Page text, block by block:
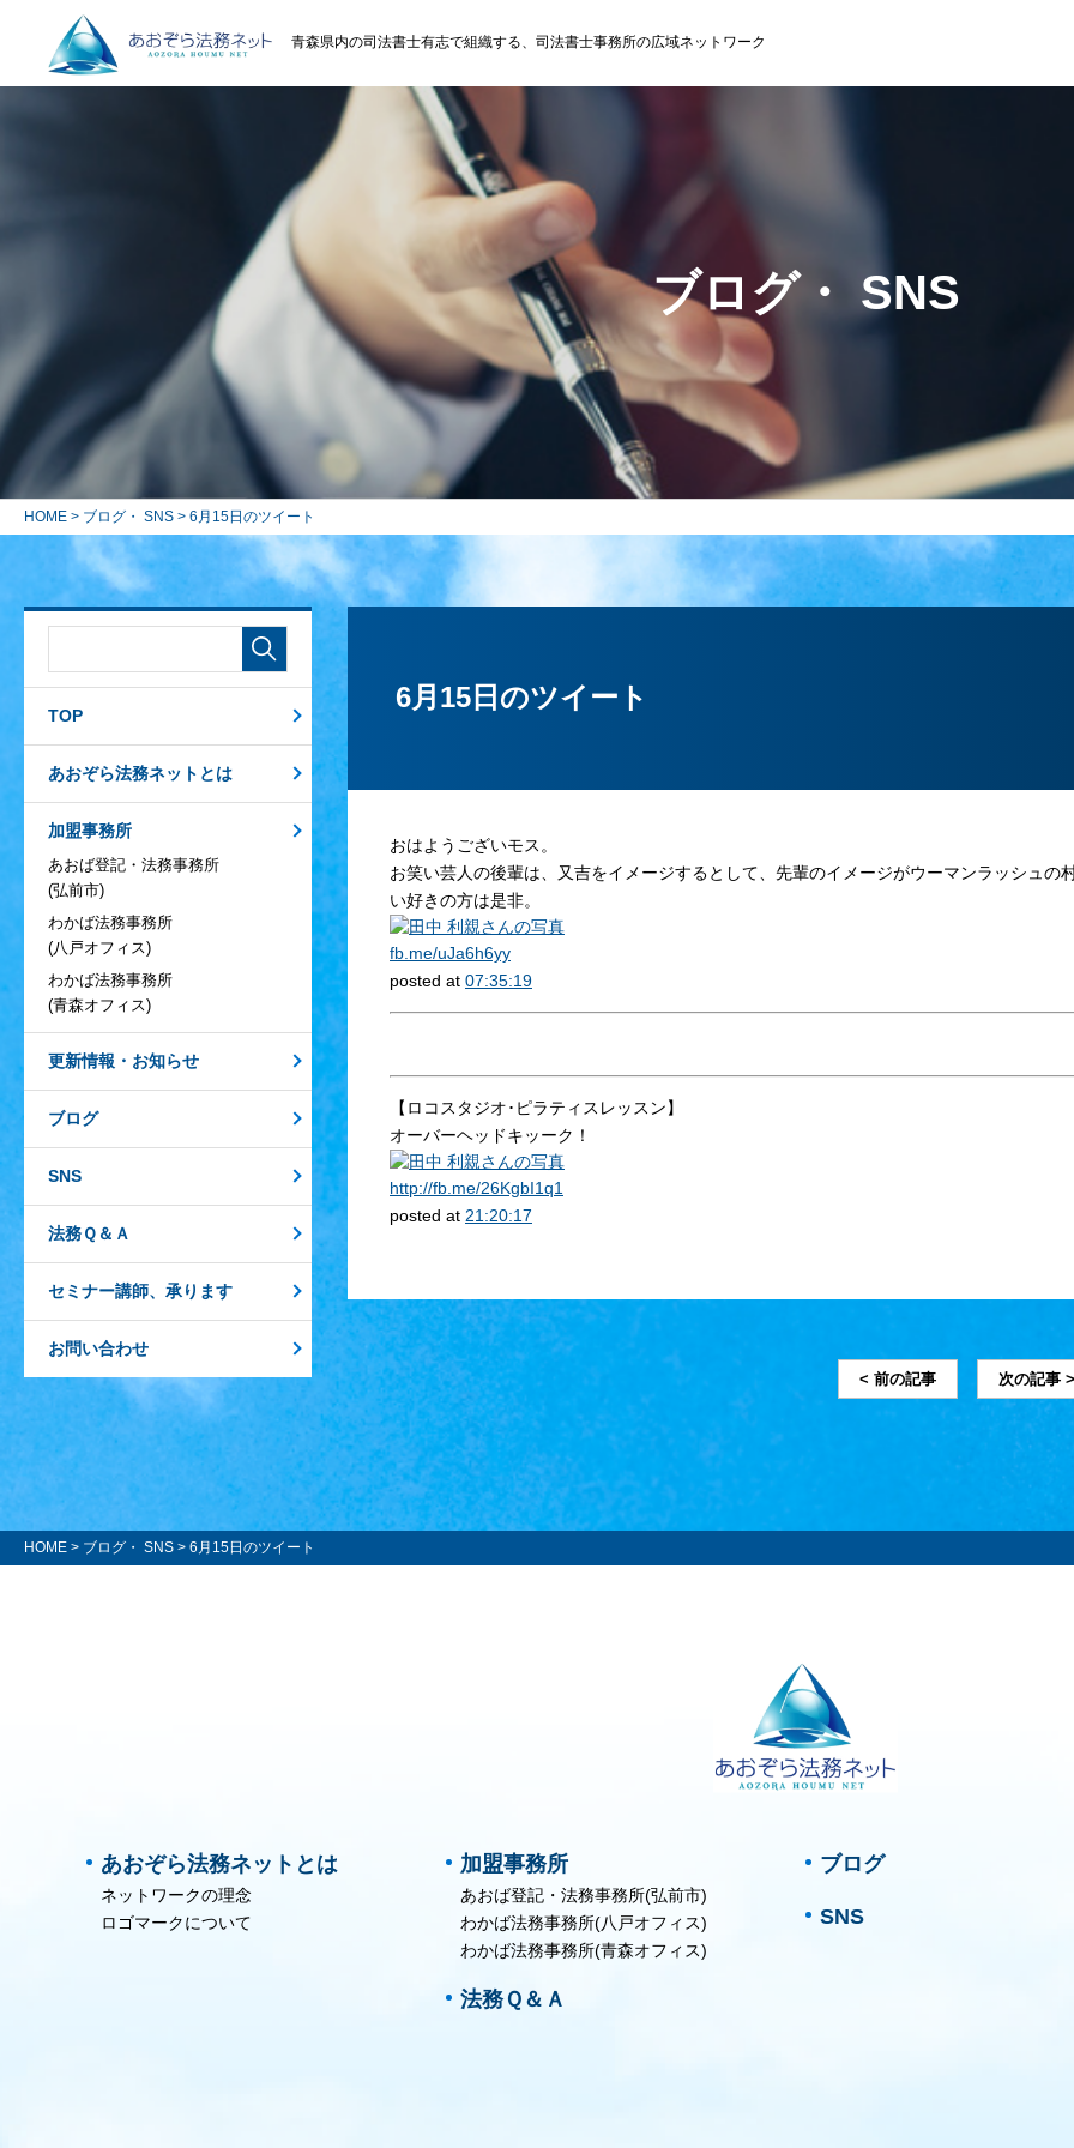
青森県内の司法書士有志で組織する、司法書士事務所の広域ネットワーク
ブログ・ SNS
HOME > ブログ・ SNS > 6月15日のツイート
6月15日のツイート
おはようございモス。
お笑い芸人の後輩は、又吉をイメージするとして、先輩のイメージがウーマンラッシュ
い好きの方は是非。
fb.me/uJa6h6yy
posted at 07:35:19
【ロコスタジオ･ピラティスレッスン】
オーバーヘッドキッーク！
http://fb.me/26KgbI1q1
posted at 21:20:17
< 前の記事 次の記事 >
TOP
あおぞら法務ネットとは
加盟事務所
あおば登記・法務事務所
(弘前市)
わかば法務事務所
(八戸オフィス)
わかば法務事務所
(青森オフィス)
更新情報・お知らせ
ブログ
SNS
法務Ｑ＆Ａ
セミナー講師、承ります
お問い合わせ
HOME > ブログ・ SNS > 6月15日のツイート
あおぞら法務ネットとは
ネットワークの理念
ロゴマークについて
加盟事務所
あおば登記・法務事務所(弘前市)
わかば法務事務所(八戸オフィス)
わかば法務事務所(青森オフィス)
法務Ｑ＆Ａ
ブログ
SNS